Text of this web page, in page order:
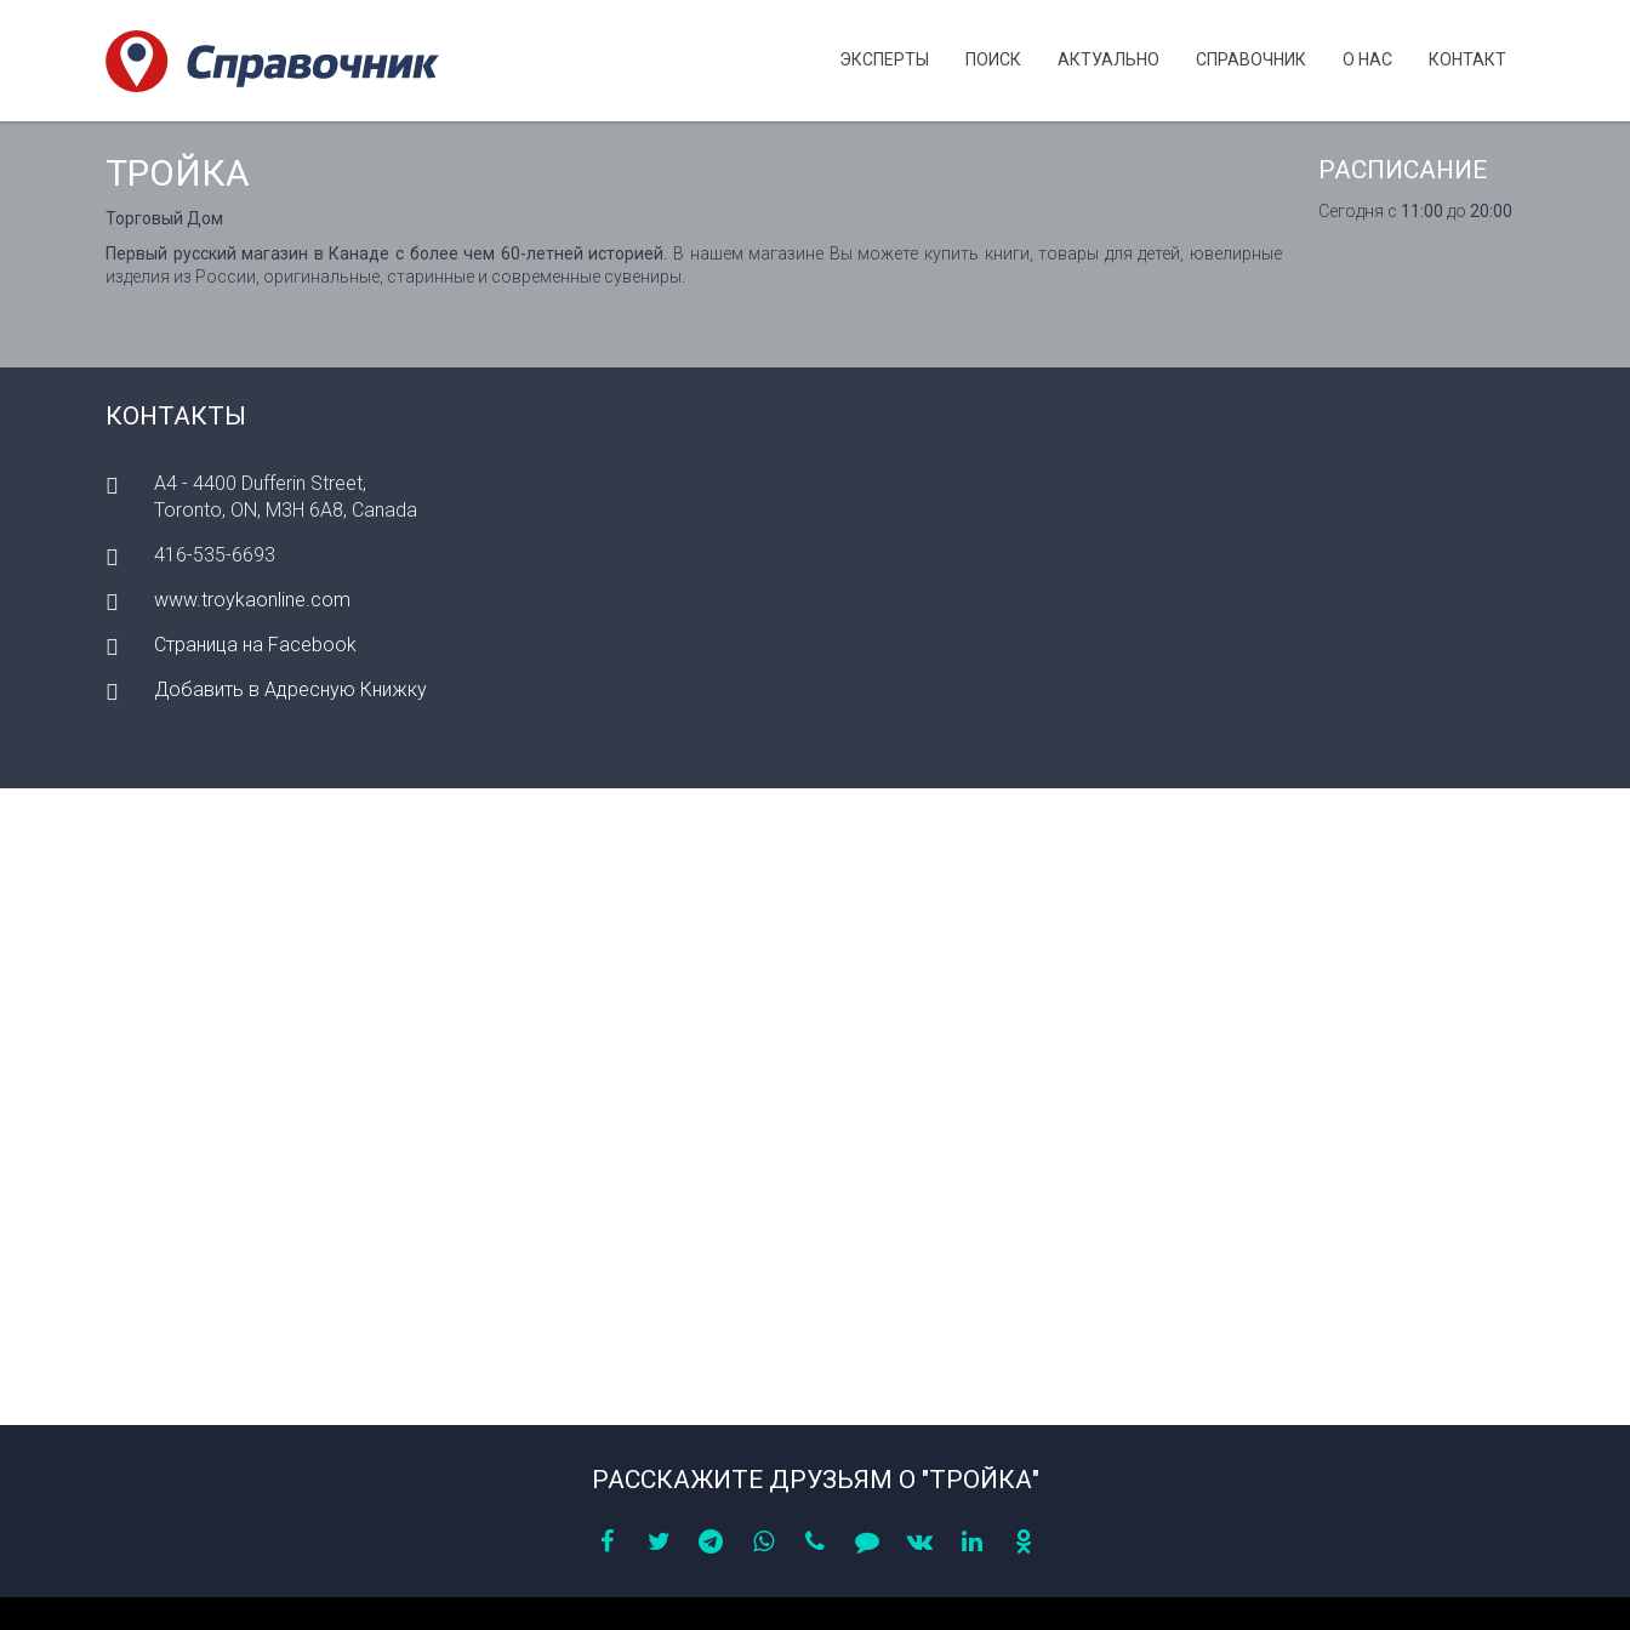
ЭКСПЕРТЫ ПОИСК АКТУАЛЬНО CПРАВОЧНИК О НАС КОНТАКТ
ТРОЙКА
Торговый Дом
Первый русский магазин в Канаде с более чем 60-летней историей.
В нашем магазине Вы можете купить книги, товары для детей, ювелирные
изделия из России, оригинальные, старинные и современные сувениры.
РАСПИСАНИЕ
Сегодня с 11:00 до 20:00
КОНТАКТЫ
A4 - 4400 Dufferin Street,
Toronto, ON, M3H 6A8, Canada
416-535-6693
www.troykaonline.com
Страница на Facebook
Добавить в Адресную Книжку
РАССКАЖИТЕ ДРУЗЬЯМ О "ТРОЙКА"